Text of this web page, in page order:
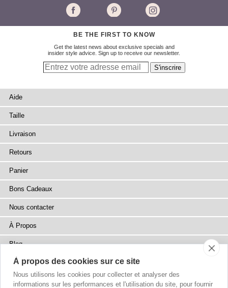
BE THE FIRST TO KNOW
Get the latest news about exclusive specials and
insider style advice. Sign up to receive our newsletter.
Aide
Taille
Livraison
Retours
Panier
Bons Cadeaux
Nous contacter
À Propos
Blog
Presse
Points de Vente
À propos des cookies sur ce site
Nous utilisons les cookies pour collecter et analyser des
informations sur les performances et l'utilisation du site, pour fournir